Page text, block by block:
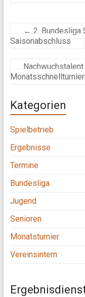
← 2. Bundesliga
Saisonabschluss
Kategorien
Spielbetrieb
Ergebnisse
Termine
Bundesliga
Jugend
Senioren
Monatsturnier
Vereinsintern